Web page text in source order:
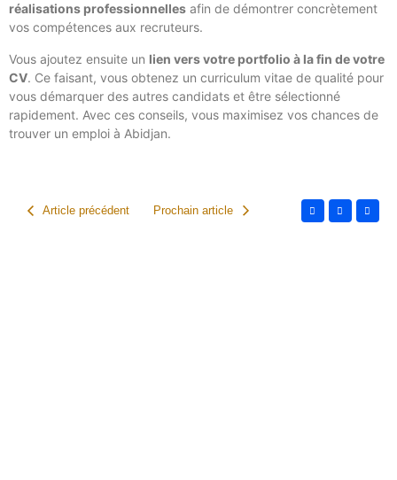
réalisations professionnelles afin de démontrer concrètement
vos compétences aux recruteurs.
Vous ajoutez ensuite un lien vers votre portfolio à la fin de votre
CV. Ce faisant, vous obtenez un curriculum vitae de qualité pour
vous démarquer des autres candidats et être sélectionné
rapidement. Avec ces conseils, vous maximisez vos chances de
trouver un emploi à Abidjan.
Article précédent Prochain article